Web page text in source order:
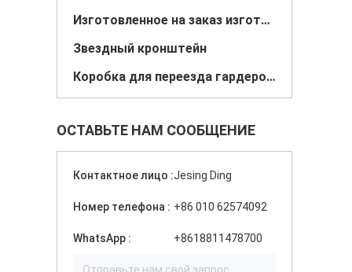
Изготовленное на заказ изготовление металлического листа
Звездный кронштейн
Коробка для переезда гардероба/Штанга для вешалок
ОСТАВЬТЕ НАМ СООБЩЕНИЕ
Контактное лицо :Jesing Ding
Номер телефона : +86 010 62574092
WhatsApp : +8618811478700